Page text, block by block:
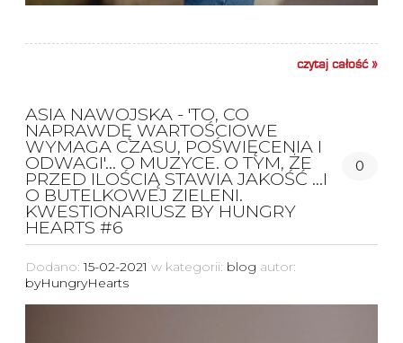
czytaj całość »
ASIA NAWOJSKA - 'TO, CO
NAPRAWDĘ WARTOŚCIOWE
WYMAGA CZASU, POŚWIĘCENIA I
ODWAGI'... O MUZYCE. O TYM, ŻE
PRZED ILOŚCIĄ STAWIA JAKOŚĆ ...I
O BUTELKOWEJ ZIELENI.
KWESTIONARIUSZ BY HUNGRY
HEARTS #6
0
Dodano:15-02-2021 w kategorii: blog autor:
byHungryHearts